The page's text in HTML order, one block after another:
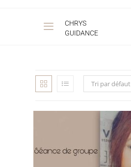
CHRYS
GUIDANCE
Tri par défaut